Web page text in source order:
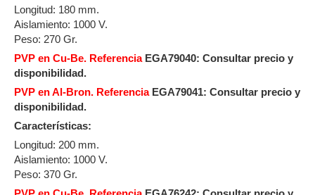
Longitud: 180 mm.
Aislamiento: 1000 V.
Peso: 270 Gr.
PVP en Cu-Be. ReferenciaEGA79040: Consultar precio y
disponibilidad.
PVP en Al-Bron. ReferenciaEGA79041: Consultar precio y
disponibilidad.
Características:
Longitud: 200 mm.
Aislamiento: 1000 V.
Peso: 370 Gr.